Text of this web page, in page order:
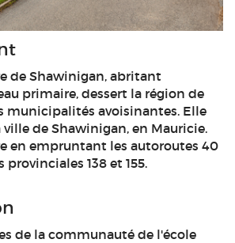
de Shawinigan, abritant
primaire, dessert la région de
municipalités avoisinantes. Elle
de Shawinigan, en Mauricie.
en empruntant les autoroutes 40
provinciales 138 et 155.
de la communauté de l'école